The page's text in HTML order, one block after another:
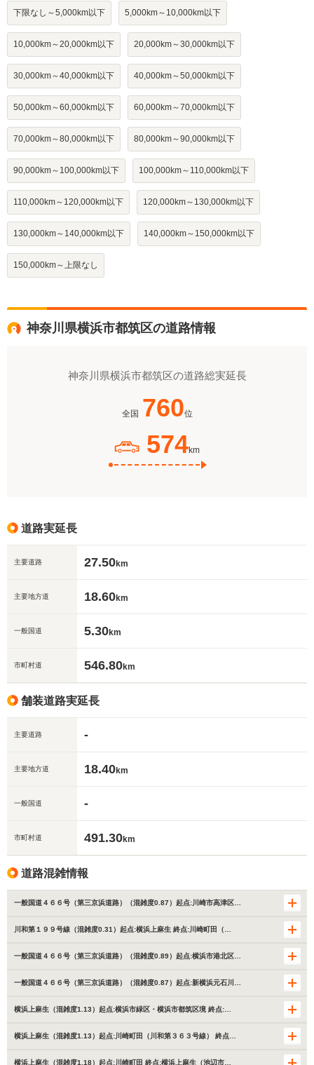
下限なし～5,000km以下 5,000km～10,000km以下
10,000km～20,000km以下 20,000km～30,000km以下
30,000km～40,000km以下 40,000km～50,000km以下
50,000km～60,000km以下 60,000km～70,000km以下
70,000km～80,000km以下 80,000km～90,000km以下
90,000km～100,000km以下 100,000km～110,000km以下
110,000km～120,000km以下 120,000km～130,000km以下
130,000km～140,000km以下 140,000km～150,000km以下
150,000km～上限なし
神奈川県横浜市都筑区の道路情報
神奈川県横浜市都筑区の道路総実延長
全国 760位
574km
道路実延長
主要道路 27.50km
主要地方道 18.60km
一般国道 5.30km
市町村道 546.80km
舗装道路実延長
主要道路 -
主要地方道 18.40km
一般国道 -
市町村道 491.30km
道路混雑情報
一般国道４６６号（第三京浜道路）（混雑度0.87）起点:川崎市高津区…
川和第１９９号線（混雑度0.31）起点:横浜上麻生 終点:川崎町田（…
一般国道４６６号（第三京浜道路）（混雑度0.89）起点:横浜市港北区…
一般国道４６６号（第三京浜道路）（混雑度0.87）起点:新横浜元石川…
横浜上麻生（混雑度1.13）起点:横浜市緑区・横浜市都筑区境 終点:…
横浜上麻生（混雑度1.13）起点:川崎町田（川和第３６３号線） 終点…
横浜上麻生（混雑度1.18）起点:川崎町田 終点:横浜上麻生（池辺市…